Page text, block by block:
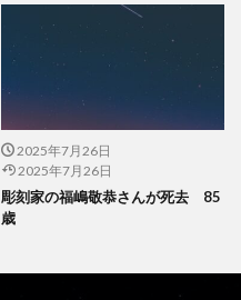
2025年7月26日
2025年7月26日
彫刻家の福嶋敬恭さんが死去 85
歳